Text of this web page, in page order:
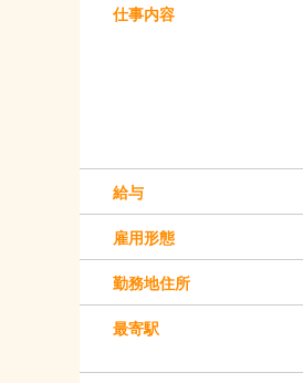
仕事内容
給与
雇用形態
勤務地住所
最寄駅